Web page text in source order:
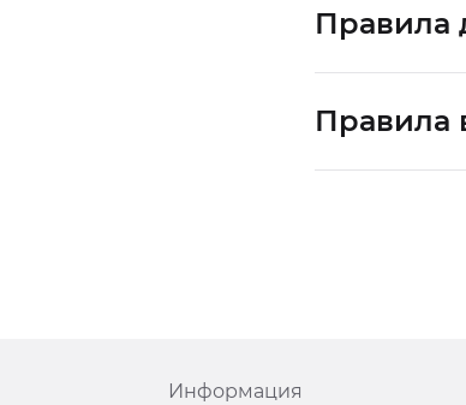
Правила
Правила
Информация